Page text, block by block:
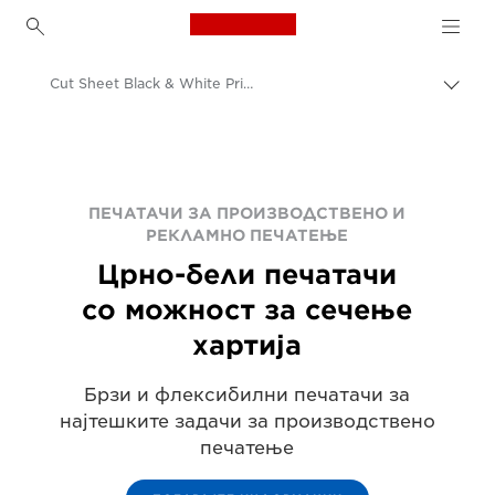
Canon Logo, back to
Деловни производи
Cut Sheet Black & White Printers
ПЕЧАТАЧИ ЗА ПРОИЗВОДСТВЕНО И
РЕКЛАМНО ПЕЧАТЕЊЕ
Црно-бели печатачи
со можност за сечење
хартија
Брзи и флексибилни печатачи за
најтешките задачи за производствено
печатење